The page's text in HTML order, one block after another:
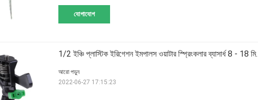
যোগাযোগ
1/2 ইঞ্চি প্লাস্টিক ইরিগেশন ইমপালস ওয়াটার স্প্রিংকলার ব্যাসার্ধ 8 - 18 মি.
আরো পড়ুন
2022-06-27 17:15:23